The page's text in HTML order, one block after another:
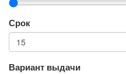
Срок
Вариант выдачи